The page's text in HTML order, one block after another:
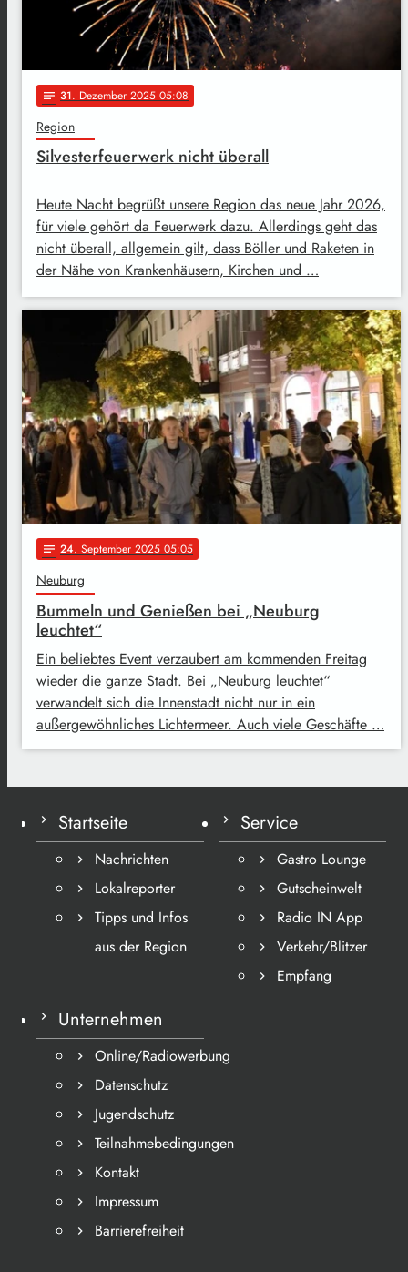
notes 31. Dezember 2025 05:08
Region
Silvesterfeuerwerk nicht überall
Heute Nacht begrüßt unsere Region das neue Jahr 2026,
für viele gehört da Feuerwerk dazu. Allerdings geht das
nicht überall, allgemein gilt, dass Böller und Raketen in
der Nähe von Krankenhäusern, Kirchen und …
notes 24. September 2025 05:05
Neuburg
Bummeln und Genießen bei „Neuburg
leuchtet“
Ein beliebtes Event verzaubert am kommenden Freitag
wieder die ganze Stadt. Bei „Neuburg leuchtet“
verwandelt sich die Innenstadt nicht nur in ein
außergewöhnliches Lichtermeer. Auch viele Geschäfte …
Startseite
Nachrichten
Lokalreporter
Tipps und Infos
aus der Region
Service
Gastro Lounge
Gutscheinwelt
Radio IN App
Verkehr/Blitzer
Empfang
Unternehmen
Online/Radiowerbung
Datenschutz
Jugendschutz
Teilnahmebedingungen
Kontakt
Impressum
Barrierefreiheit